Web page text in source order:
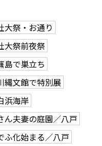
大祭・お通り
大祭前夜祭
で巣立ち
縄文館で特別展
浜海岸
夫妻の庭園／八戸
化始まる／八戸